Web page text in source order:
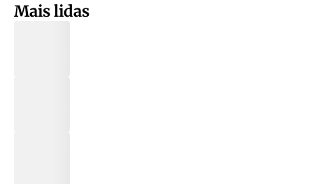
Mais lidas